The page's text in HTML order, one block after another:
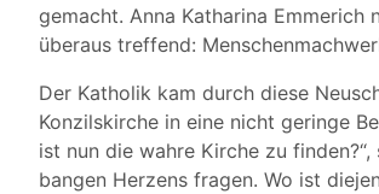
gemacht. Anna Katharina Emmerich
überaus treffend:
Der Katholik kam durch diese
Konzilskirche in eine nicht geringe
ist nun die wahre Kirche zu
bangen Herzens fragen. Wo ist